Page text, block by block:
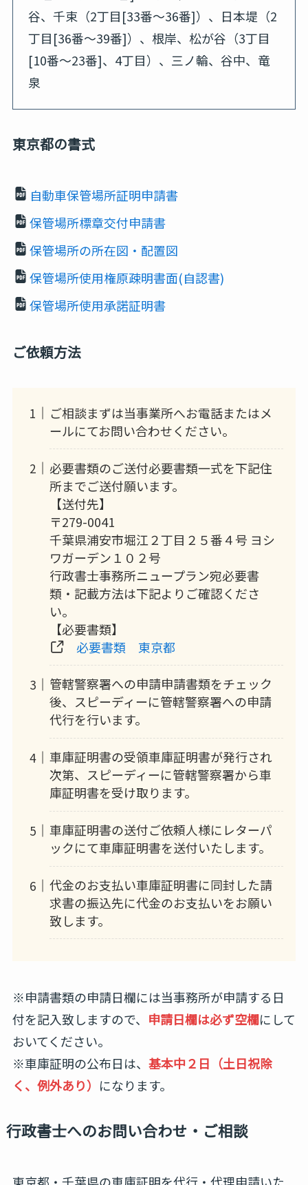
谷、千束（2丁目[33番～36番]）、日本堤（2
丁目[36番～39番]）、根岸、松が谷（3丁目
[10番～23番]、4丁目）、三ノ輪、谷中、竜
泉
東京都の書式
自動車保管場所証明申請書
保管場所標章交付申請書
保管場所の所在図・配置図
保管場所使用権原疎明書面(自認書)
保管場所使用承諾証明書
ご依頼方法
ご相談まずは当事業所へお電話またはメ
ールにてお問い合わせください。
必要書類のご送付必要書類一式を下記住
所までご送付願います。
【送付先】
〒279-0041
千葉県浦安市堀江２丁目２５番４号 ヨシ
ワガーデン１０２号
行政書士事務所ニュープラン宛必要書
類・記載方法は下記よりご確認くださ
い。
【必要書類】
必要書類 東京都
管轄警察署への申請申請書類をチェック
後、スピーディーに管轄警察署への申請
代行を行います。
車庫証明書の受領車庫証明書が発行され
次第、スピーディーに管轄警察署から車
庫証明書を受け取ります。
車庫証明書の送付ご依頼人様にレターパ
ックにて車庫証明書を送付いたします。
代金のお支払い車庫証明書に同封した請
求書の振込先に代金のお支払いをお願い
致します。
※申請書類の申請日欄には当事務所が申請する日
付を記入致しますので、 申請日欄は必ず空欄にして
おいてください。
※車庫証明の公布日は、 基本中２日（土日祝除
く、例外あり） になります。
行政書士へのお問い合わせ・ご相談